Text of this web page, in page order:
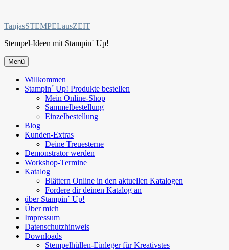
springen
TanjasSTEMPELausZEIT
Stempel-Ideen mit Stampin´ Up!
Menü
Willkommen
Stampin´ Up! Produkte bestellen
Mein Online-Shop
Sammelbestellung
Einzelbestellung
Blog
Kunden-Extras
Deine Treuesterne
Demonstrator werden
Workshop-Termine
Katalog
Blättern Online in den aktuellen Katalogen
Fordere dir deinen Katalog an
über Stampin´ Up!
Über mich
Impressum
Datenschutzhinweis
Downloads
Stempelhüllen-Einleger für Kreativstes